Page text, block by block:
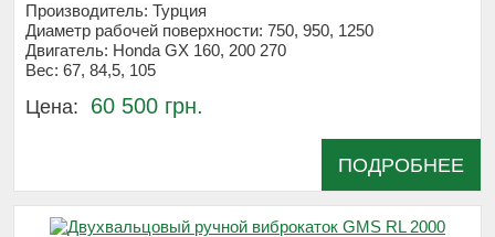
Производитель: Турция
Диаметр рабочей поверхности: 750, 950, 1250
Двигатель: Honda GX 160, 200 270
Вес: 67, 84,5, 105
Цена: 60 500 грн.
ПОДРОБНЕЕ